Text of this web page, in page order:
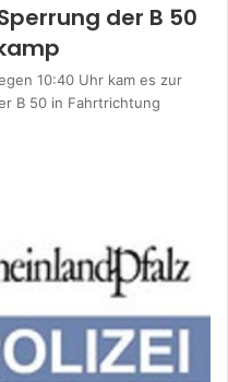
der B 50
10:40 Uhr kam es zur
B 50 in Fahrtrichtung